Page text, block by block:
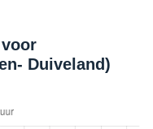
Duiveland)